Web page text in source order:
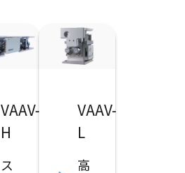
VAAV-
H
ス
VAAV-
L
高